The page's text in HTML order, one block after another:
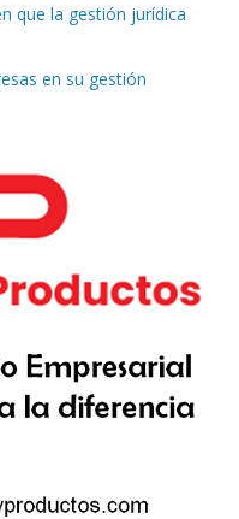
que la gestión jurídica
en su gestión